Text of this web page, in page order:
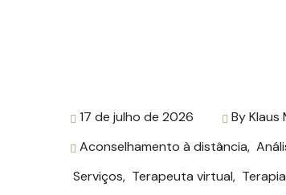
17 de julho de 2026 ByKlaus
Aconselhamento à distância,
Serviços, Terapeuta virtual, Terapia